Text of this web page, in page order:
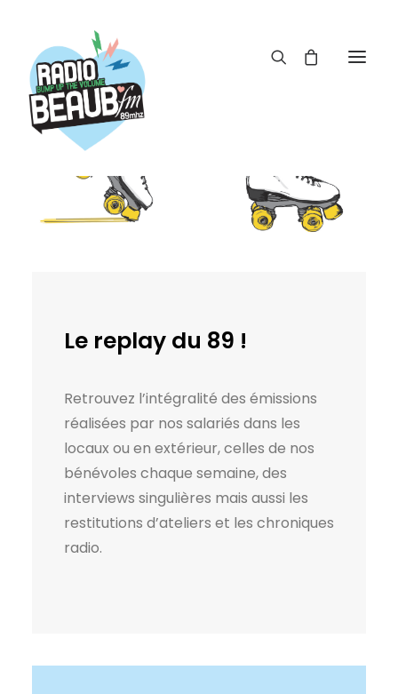
ÉMISSIONS
Le replay du 89 !
Retrouvez l’intégralité des émissions
réalisées par nos salariés dans les
locaux ou en extérieur, celles de nos
bénévoles chaque semaine, des
interviews singulières mais aussi les
restitutions d’ateliers et les chroniques
radio.